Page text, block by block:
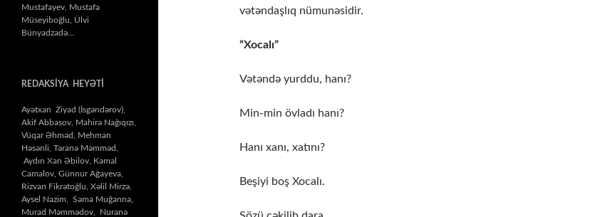
vətəndaşlıq nümunəsidir.
“Xocalı”
Vətəndə yurddu, hanı?
Min-min övladı hanı?
Hanı xanı, xatını?
Beşiyi boş Xocalı.
Mustafayev, Mustafa
Müseyiboğlu, Ülvi
Bünyadzadə…
REDAKSİYA HEYƏTİ
Ayətxan Ziyad (İsgəndərov),
Akif Abbasov, Mahirə Nağıqızı,
Vüqar Əhməd, Mehman
Həsənli, Təranə Məmməd,
Aydın Xan Əbilov, Kamal
Camalov, Günnur Ağayeva,
Rizvan Fikrətoğlu, Xəlil Mirzə,
Aysel Nazim, Səma Muğanna,
Murad Məmmədov, Nuranə